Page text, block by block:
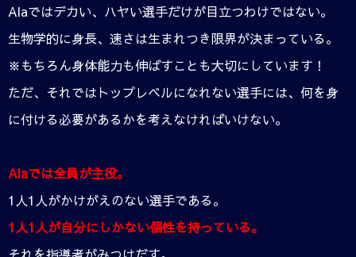
Alaではデカい、ハヤい選手だけが目立つわけではない。
生物学的に身長、速さは生まれつき限界が決まっている。
※もちろん身体能力も伸ばすことも大切にしています！
ただ、それではトップレベルになれない選手には、何を身
に付ける必要があるかを考えなければいけない。
Alaでは全員が主役。
1人1人がかけがえのない選手である。
1人1人が自分にしかない個性を持っている。